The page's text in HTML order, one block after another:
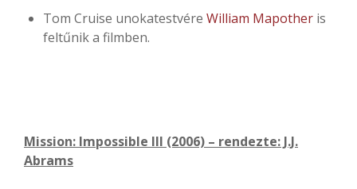
Tom Cruise unokatestvére William Mapother is
feltűnik a filmben.
Mission: Impossible III (2006) – rendezte: J.J.
Abrams